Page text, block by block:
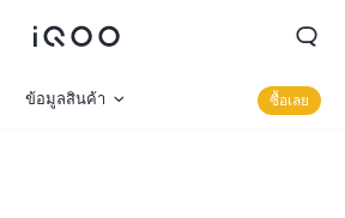
ข้อมูลสินค้า ซื้อเลย